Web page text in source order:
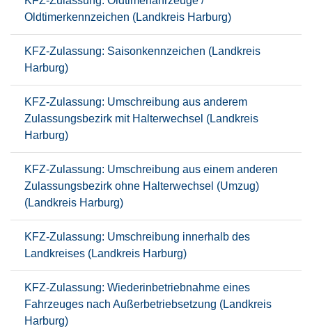
Oldtimerkennzeichen (Landkreis Harburg)
KFZ-Zulassung: Saisonkennzeichen (Landkreis
Harburg)
KFZ-Zulassung: Umschreibung aus anderem
Zulassungsbezirk mit Halterwechsel (Landkreis
Harburg)
KFZ-Zulassung: Umschreibung aus einem anderen
Zulassungsbezirk ohne Halterwechsel (Umzug)
(Landkreis Harburg)
KFZ-Zulassung: Umschreibung innerhalb des
Landkreises (Landkreis Harburg)
KFZ-Zulassung: Wiederinbetriebnahme eines
Fahrzeuges nach Außerbetriebsetzung (Landkreis
Harburg)